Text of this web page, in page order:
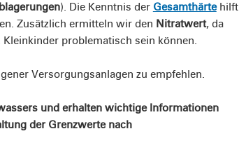
). Die Kenntnis der Gesamthärtehilft
Zusätzlich ermitteln wir den Nitratwert, da
problematisch sein können.
Versorgungsanlagen zu empfehlen.
und erhalten wichtige Informationen
der Grenzwerte nach